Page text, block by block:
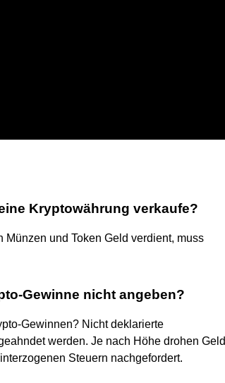
Kryptowährung verkaufe?
und Token Geld verdient, muss
Gewinne nicht angeben?
Gewinnen? Nicht deklarierte
werden. Je nach Höhe drohen
Steuern nachgefordert.